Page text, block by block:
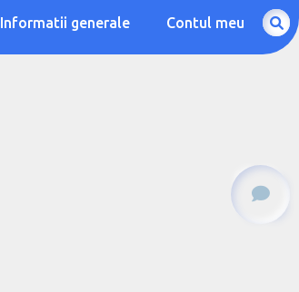
Informatii generale Contul meu